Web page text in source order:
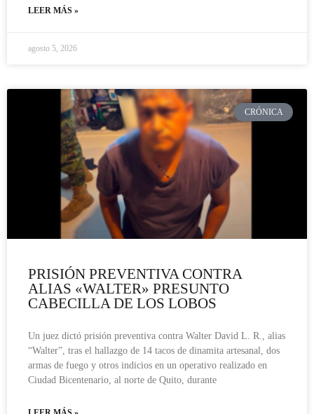
LEER MÁS »
agosto 5, 2026
CRÓNICA
PRISIÓN PREVENTIVA CONTRA
ALIAS «WALTER» PRESUNTO
CABECILLA DE LOS LOBOS
Un juez dictó prisión preventiva contra Walter David L. R., alias
“Walter”, tras el hallazgo de 14 tacos de dinamita artesanal, dos
armas de fuego y otros indicios en un operativo realizado en
Ciudad Bicentenario, al norte de Quito, durante